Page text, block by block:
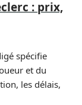
: prix,
spécifie
et du
les délais,